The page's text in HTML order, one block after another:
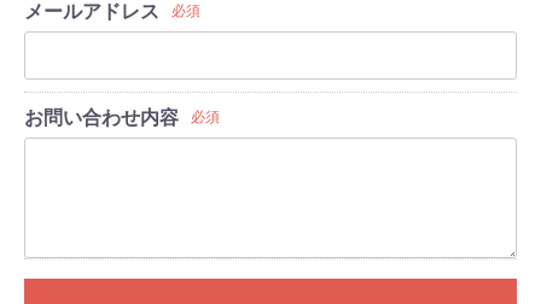
メールアドレス 必須
お問い合わせ内容 必須